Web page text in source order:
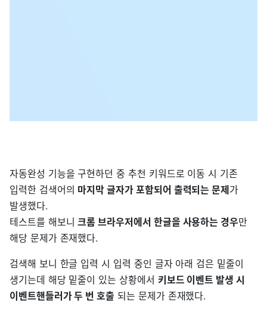
자동완성 기능을 구현하던 중 추천 키워드로 이동 시 기존
입력한 검색어의 마지막 글자가 포함되어 출력되는 문제 가
발생했다.
테스트를 해보니크롬 브라우저에서 한글을 사용하는 경우만
해당 문제가 존재했다.
검색해 보니 한글 입력 시 입력 중인 글자 아래 검은 밑줄이
생기는데 해당 밑줄이 있는 상황에서 키보드 이벤트 발생 시
이벤트핸들러가 두 번 호출 되는 문제가 존재했다.